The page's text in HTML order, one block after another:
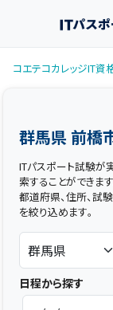
コエテコカレッジIT資
群馬県 前橋
ITパスポート試験が
索することができます
都道府県、住所、試
を絞り込めます。
日程から探す